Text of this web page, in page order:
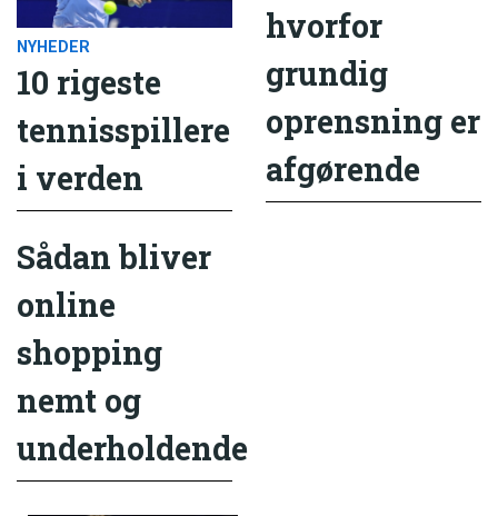
NYHEDER
10 rigeste
tennisspillere
i verden
hvorfor
grundig
oprensning er
afgørende
Sådan bliver
online
shopping
nemt og
underholdende